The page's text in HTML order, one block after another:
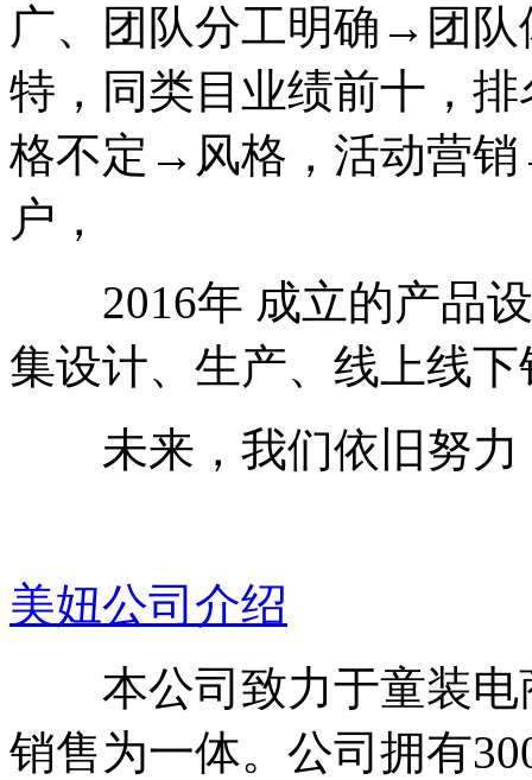
广、团队分工明确→团
特，同类目业绩前十，
格不定→风格，活动营
户，
2016年 成立的产品设
集设计、生产、线上线
未来，我们依旧努力
美妞公司介绍
本公司致力于童装电
销售为一体。公司拥有